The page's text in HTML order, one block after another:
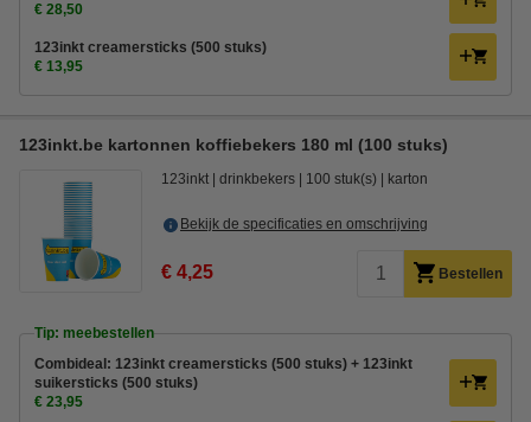
€ 28,50
123inkt creamersticks (500 stuks)
€ 13,95
123inkt.be kartonnen koffiebekers 180 ml (100 stuks)
123inkt drinkbekers 100 stuk(s) karton
Bekijk de specificaties en omschrijving
€ 4,25 Bestellen
Tip: meebestellen
Combideal: 123inkt creamersticks (500 stuks) + 123inkt
suikersticks (500 stuks)
€ 23,95